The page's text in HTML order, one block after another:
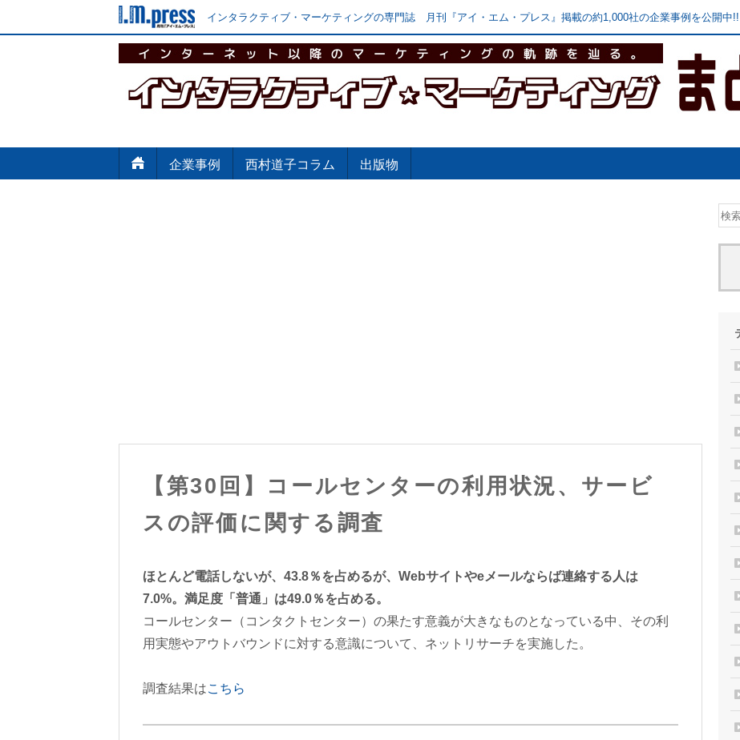
インタラクティブ・マーケティングの専門誌 月刊『アイ・エム・プレス』掲載の約1,000社の企業事例を公開中!!
企業事例 西村道子コラム 出版物
【第30回】コールセンターの利用状況、サービ
スの評価に関する調査
ほとんど電話しないが、43.8％を占めるが、Webサイトやeメールならば連絡する人は
7.0%。満足度「普通」は49.0％を占める。
コールセンター（コンタクトセンター）の果たす意義が大きなものとなっている中、その利
用実態やアウトバウンドに対する意識について、ネットリサーチを実施した。
調査結果はこちら